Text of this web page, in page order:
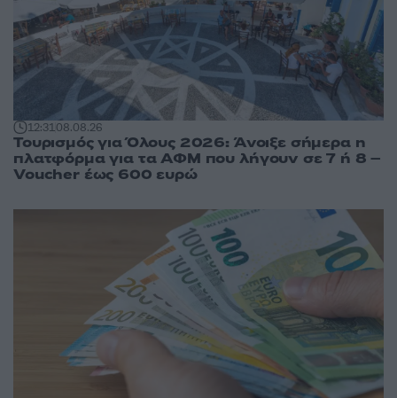
12:3108.08.26
Τουρισμός για Όλους 2026: Άνοιξε σήμερα η
πλατφόρμα για τα ΑΦΜ που λήγουν σε 7 ή 8 –
Voucher έως 600 ευρώ